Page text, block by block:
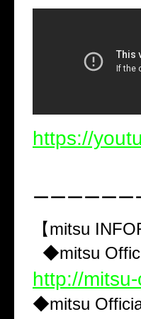
https://
ーーーーーー
【mitsu
◆mitsu
http://
◆mitsu